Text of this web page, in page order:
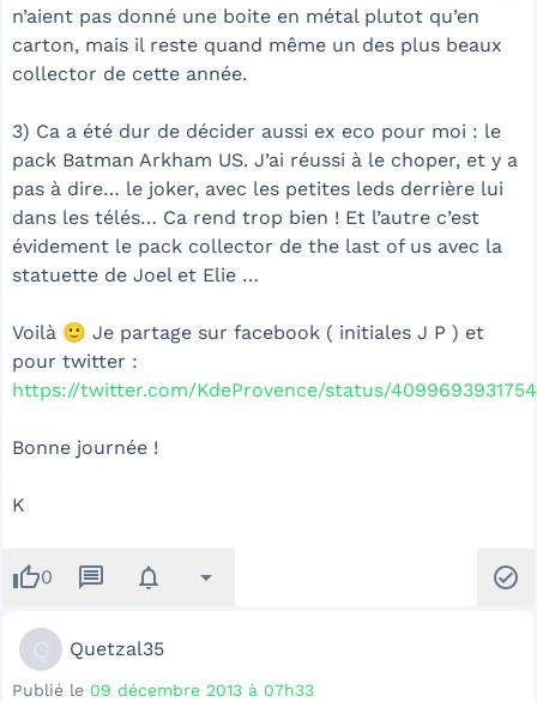
n’aient pas donné une boite en métal plutot qu’en
carton, mais il reste quand même un des plus beaux
collector de cette année.
3) Ca a été dur de décider aussi ex eco pour moi : le
pack Batman Arkham US. J’ai réussi à le choper, et y a
pas à dire… le joker, avec les petites leds derrière lui
dans les télés… Ca rend trop bien ! Et l’autre c’est
évidement le pack collector de the last of us avec la
statuette de Joel et Elie …
Voilà 🙂 Je partage sur facebook ( initiales J P ) et
pour twitter :
https://twitter.com/KdeProvence/status/
Bonne journée !
K
thumb_up0 message notifications arrow_drop_down check_circle
Quetzal35
Publié le 09 décembre 2013 à 07h33